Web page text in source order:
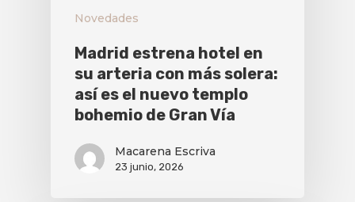
Novedades
Madrid estrena hotel en
su arteria con más solera:
así es el nuevo templo
bohemio de Gran Vía
Macarena Escriva
23 junio, 2026